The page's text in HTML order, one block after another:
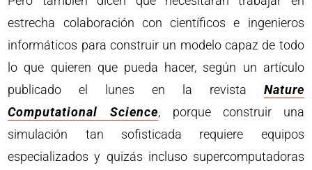
estrecha colaboración con científicos e ingenieros
informáticos para construir un modelo capaz de todo
lo que quieren que pueda hacer, según un artículo
publicado el lunes en la revista Nature
Computational Science, porque construir una
simulación tan sofisticada requiere equipos
especializados y quizás incluso supercomputadoras